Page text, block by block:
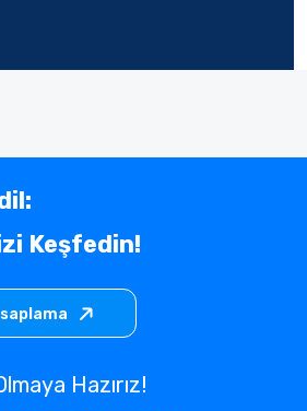
Keşfedin!
Hazırız!